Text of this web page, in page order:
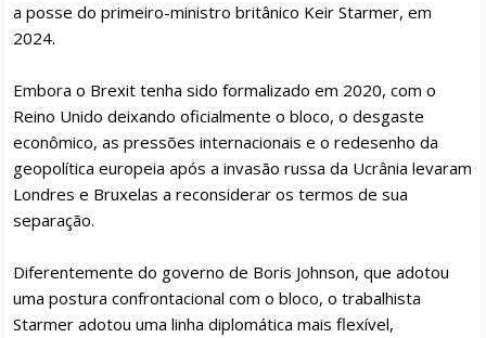
a posse do primeiro-ministro britânico Keir Starmer, em
2024.
Embora o Brexit tenha sido formalizado em 2020, com o
Reino Unido deixando oficialmente o bloco, o desgaste
econômico, as pressões internacionais e o redesenho da
geopolítica europeia após a invasão russa da Ucrânia levaram
Londres e Bruxelas a reconsiderar os termos de sua
separação.
Diferentemente do governo de Boris Johnson, que adotou
uma postura confrontacional com o bloco, o trabalhista
Starmer adotou uma linha diplomática mais flexível,